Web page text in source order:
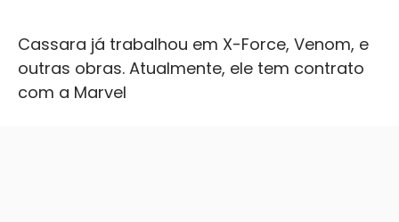
Cassara já trabalhou em X-Force, Venom, e
outras obras. Atualmente, ele tem contrato
com a Marvel